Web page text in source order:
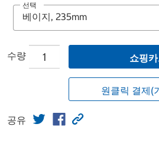
선택
수량 쇼핑
원클릭 결제(
공유